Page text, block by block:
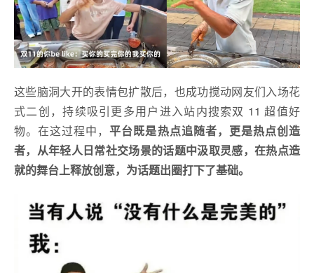
这些脑洞大开的表情包扩散后，也成功搅动网友们入场花
式二创，持续吸引更多用户进入站内搜索双 11 超值好
物。在这过程中，平台既是热点追随者，更是热点创造
者，从年轻人日常社交场景的话题中汲取灵感，在热点造
就的舞台上释放创意，为话题出圈打下了基础。